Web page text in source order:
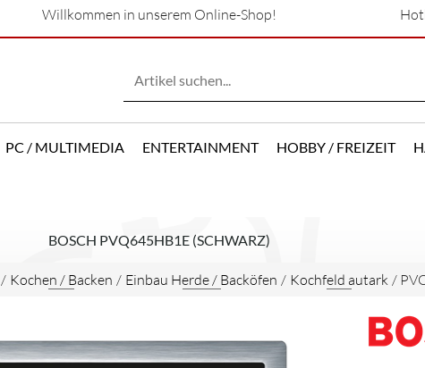
Willkommen in unserem Online-Shop!
PC / MULTIMEDIA ENTERTAINMENT HOBBY / FREIZEIT
BOSCH PVQ645HB1E (SCHWARZ)
/ Kochen / Backen / Einbau Herde / Backöfen / Kochfeld autark /